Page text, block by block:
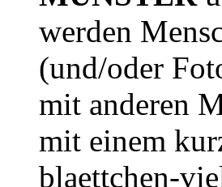
werden
(und/oder
mit anderen
mit einem
blaettchen-